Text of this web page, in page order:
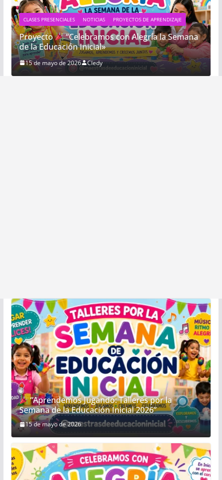
CLASES PRESENCIALES NOTICIAS PROYECTOS DE APRENDIZAJE
Proyecto
“Celebramos con Alegría la Semana
de la Educación Inicial»
15 de mayo de 2026 Cledy
“Aprendemos Jugando: Talleres por la
Semana de la Educación Inicial 2026”
15 de mayo de 2026